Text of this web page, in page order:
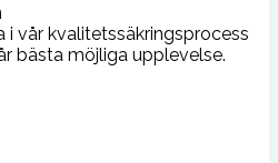
i vår kvalitetssäkringsprocess
bästa möjliga upplevelse.